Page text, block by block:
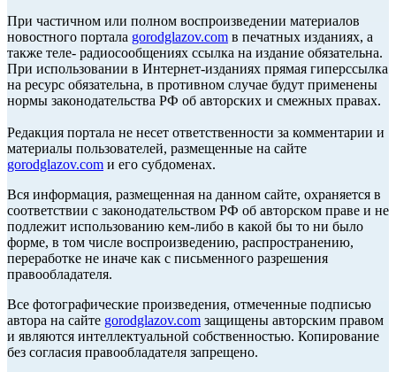
При частичном или полном воспроизведении материалов
новостного портала gorodglazov.com в печатных изданиях, а
также теле- радиосообщениях ссылка на издание обязательна.
При использовании в Интернет-изданиях прямая гиперссылка
на ресурс обязательна, в противном случае будут применены
нормы законодательства РФ об авторских и смежных правах.
Редакция портала не несет ответственности за комментарии и
материалы пользователей, размещенные на сайте
gorodglazov.com и его субдоменах.
Вся информация, размещенная на данном сайте, охраняется в
соответствии с законодательством РФ об авторском праве и не
подлежит использованию кем-либо в какой бы то ни было
форме, в том числе воспроизведению, распространению,
переработке не иначе как с письменного разрешения
правообладателя.
Все фотографические произведения, отмеченные подписью
автора на сайте gorodglazov.com защищены авторским правом
и являются интеллектуальной собственностью. Копирование
без согласия правообладателя запрещено.